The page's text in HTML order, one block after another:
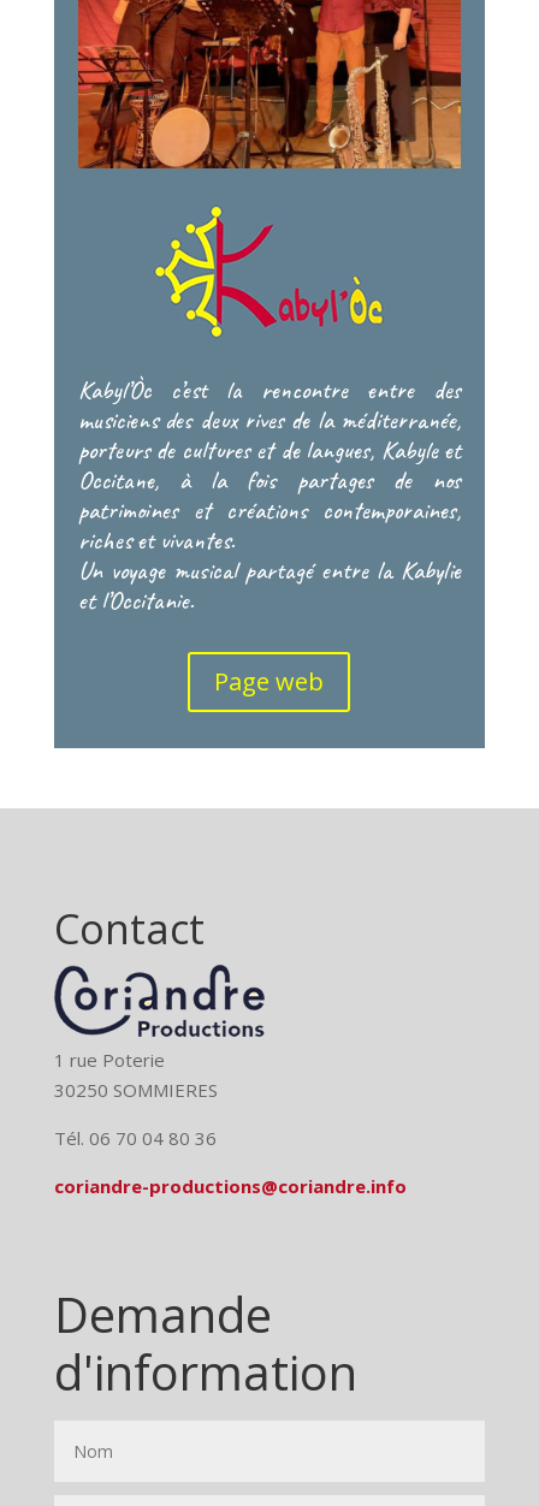
Kabyl’Òc c’est la rencontre entre des
musiciens des deux rives de la méditerranée,
porteurs de cultures et de langues, Kabyle et
Occitane, à la fois partages de nos
patrimoines et créations contemporaines,
riches et vivantes.
Un voyage musical partagé entre la Kabylie
et l’Occitanie.
Page web
Contact
1 rue Poterie
30250 SOMMIERES
Tél. 06 70 04 80 36
coriandre-productions@coriandre.info
Demande
d'information